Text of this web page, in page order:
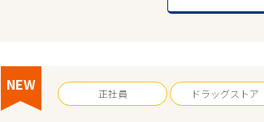
NEW 正社員 ドラッグストア